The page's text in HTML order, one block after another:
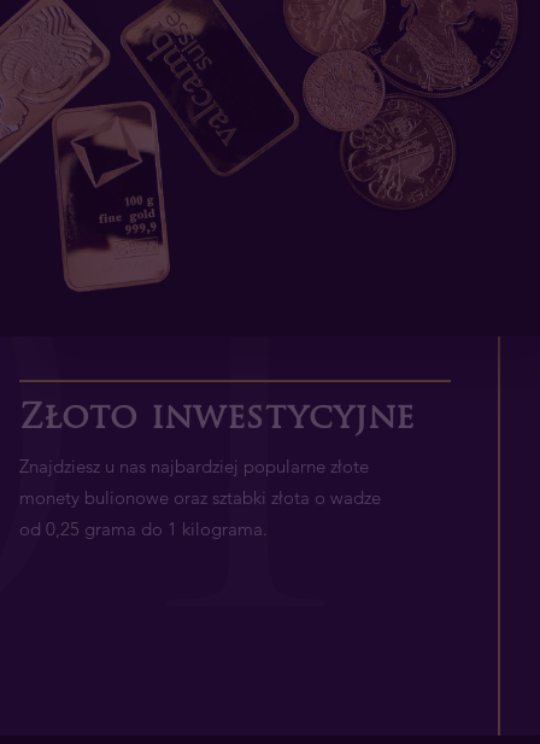
Złoto inwestycyjne
Znajdziesz u nas najbardziej popularne złote
monety bulionowe oraz sztabki złota o wadze
od 0,25 grama do 1 kilograma.
1